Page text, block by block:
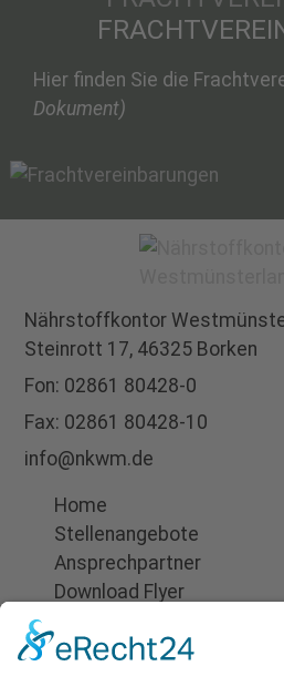
Hier finden Sie die
Dokument)
Nährstoffkontor
Steinrott 17, 46325 Borken
Fon: 02861 80428-0
Fax: 02861 80428-10
info@nkwm.de
Home
Stellenangebote
Ansprechpartner
Download Flyer
Impressum